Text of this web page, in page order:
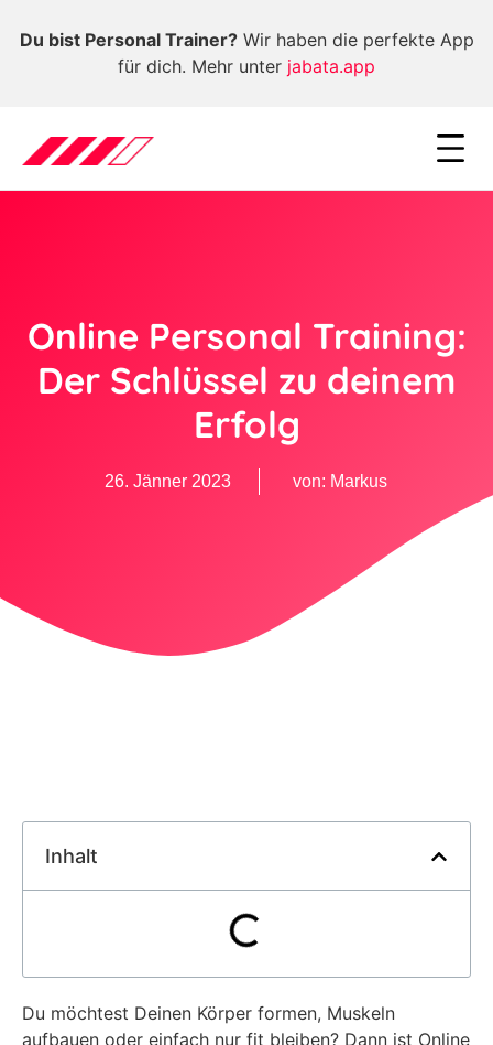
Du bist Personal Trainer?Wir haben die perfekte App
für dich. Mehr unter jabata.app
Online Personal Training:
Der Schlüssel zu deinem
Erfolg
26. Jänner 2023 von: Markus
Inhalt
Du möchtest Deinen Körper formen, Muskeln
aufbauen oder einfach nur fit bleiben? Dann ist Online